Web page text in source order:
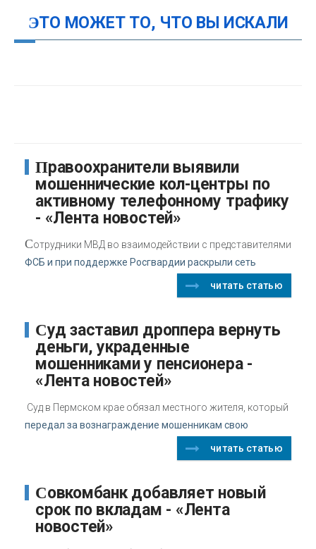
ЭТО МОЖЕТ ТО, ЧТО ВЫ ИСКАЛИ
Правоохранители выявили
мошеннические кол-центры по
активному телефонному трафику
- «Лента новостей»
Сотрудники МВД во взаимодействии с представителями
ФСБ и при поддержке Росгвардии раскрыли сеть
читать статью
Суд заставил дроппера вернуть
деньги, украденные
мошенниками у пенсионера -
«Лента новостей»
Суд в Пермском крае обязал местного жителя, который
передал за вознаграждение мошенникам свою
читать статью
Совкомбанк добавляет новый
срок по вкладам - «Лента
новостей»